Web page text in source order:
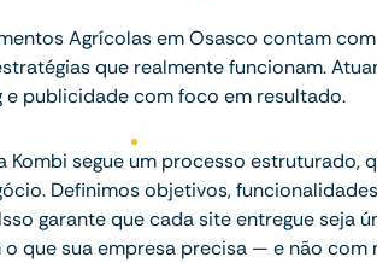
Agrícolas em Osasco contam
que realmente funcionam.
e publicidade com foco em resultado.
segue um processo estruturado,
Definimos objetivos,
garante que cada site entregue seja
que sua empresa precisa — e não